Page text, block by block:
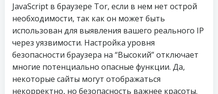
JavaScript в браузере Tor, если в нем нет острой
необходимости, так как он может быть
использован для выявления вашего реального IP
через уязвимости. Настройка уровня
безопасности браузера на “Высокий” отключает
многие потенциально опасные функции. Да,
некоторые сайты могут отображаться
некорректно, но безопасность важнее красоты.